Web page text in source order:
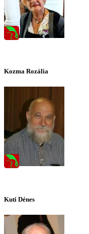
Kozma Rozália
Kuti Dénes